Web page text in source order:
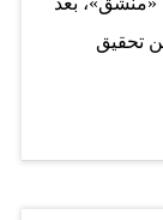
تحقيق
شخصيات تحمل